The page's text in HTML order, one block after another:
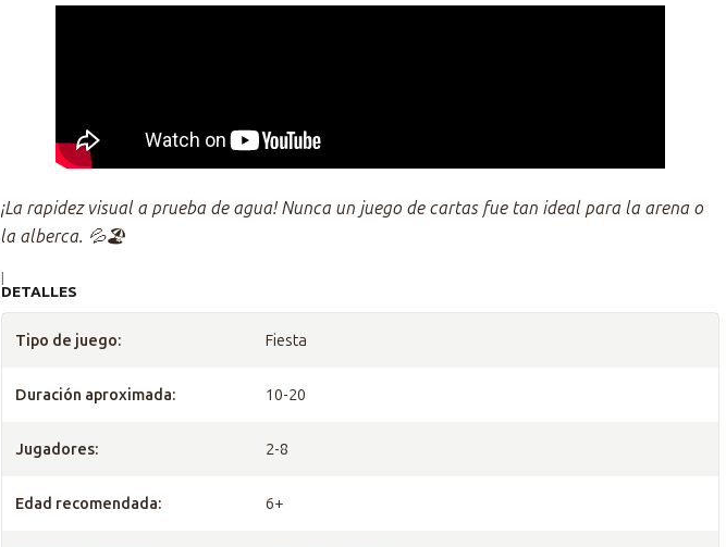
¡La rapidez visual a prueba de agua! Nunca un juego de cartas fue tan ideal para la arena o
la alberca. 💦🏖️
|
DETALLES
Tipo de juego: Fiesta
Duración aproximada: 10-20
Jugadores: 2-8
Edad recomendada: 6+